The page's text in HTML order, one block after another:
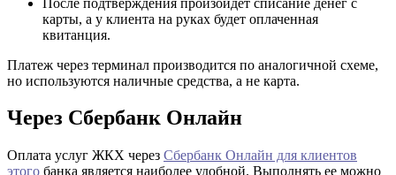
карты, а у клиента на руках будет оплаченная
квитанция.
Платеж через терминал производится по аналогичной схеме,
но используются наличные средства, а не карта.
Через Сбербанк Онлайн
Оплата услуг ЖКХ через Сбербанк Онлайн для клиентов
этого банка является наиболее удобной. Выполнять ее можно